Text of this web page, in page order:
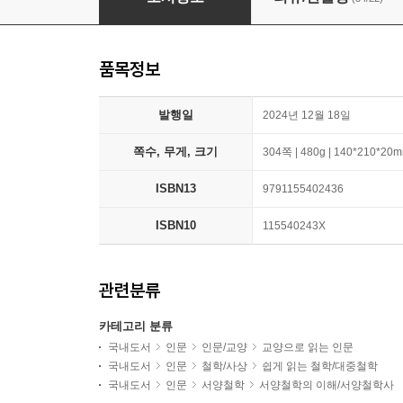
품목정보
발행일 2024년 12월 18일
쪽수, 무게, 크기 304쪽 | 480g |
ISBN13 9791155402436
ISBN10 115540243X
관련분류
카테고리 분류
국내도서 인문 인문/교양
교양으로 읽는 인문
국내도서
인문 철학/사상
쉽게 읽는 철학/대중철학
국내도서
인문 서양철학 서양철학의 이해/서양철학사